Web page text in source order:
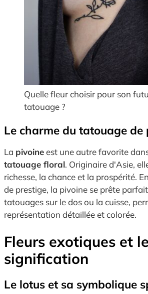
Quelle fleur choisir pour son
tatouage ?
Le charme du tatouage de
La pivoineest une autre favorite
tatouage floral. Originaire d'Asie,
richesse, la chance et la prospérité.
de prestige, la pivoine se prête
tatouages sur le dos ou la cuisse,
représentation détaillée et colorée.
Fleurs exotiques et
signification
Le lotus et sa symbolique